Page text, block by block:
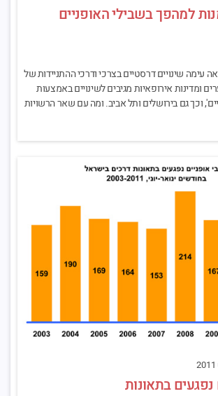
למהפך בשבילי האופניים
עימה שינויים דרסטיים בצרכי ודרכי ההתניידות של
ומדינות אירופאיות מגיבים לשינויים באמצעות
וכך גם בירושלים ותל אביב. ומה עם שאר הרשויות
נפגעים בתאונות